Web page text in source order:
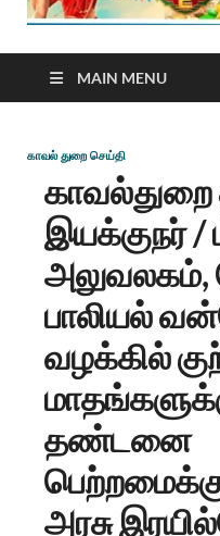
MAIN MENU
காவல் துறை செய்தி
இயக்குநர்
பாலியல்
வழக்கில்
தண்டனை
அரசு